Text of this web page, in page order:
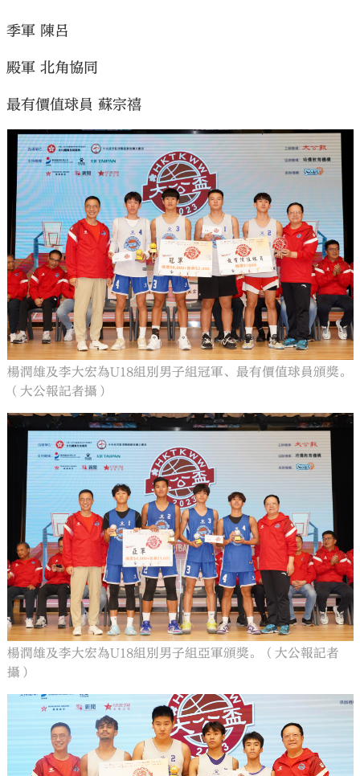
季軍 陳呂
殿軍 北角協同
最有價值球員 蘇宗禧
楊潤雄及李大宏為U18組別男子組冠軍、最有價值球員頒獎。
（大公報記者攝）
楊潤雄及李大宏為U18組別男子組亞軍頒獎。（大公報記者
攝）